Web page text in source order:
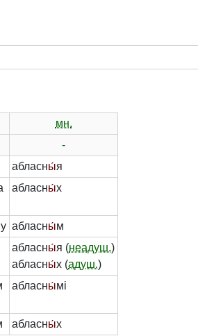
мн.
-
абласны́я
абласны́х
абласны́м
абласны́я (неадуш.)
абласны́х (адуш.)
абласны́мі
абласны́х